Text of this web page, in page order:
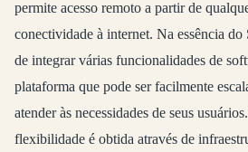
permite acesso remoto a partir de
conectividade à internet. Na essência do
de integrar várias funcionalidades de
plataforma que pode ser facilmente
atender às necessidades de seus
flexibilidade é obtida através de